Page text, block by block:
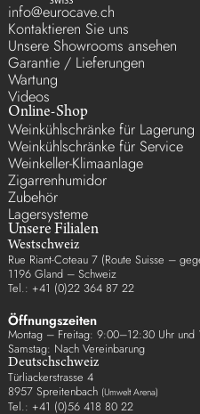
info@eurocave.ch
Kontaktieren Sie uns
Unsere Showrooms ansehen
Garantie / Lieferungen
Wartung
Videos
Online-Shop
Weinkühlschränke für Lagerung
Weinkühlschränke für Service
Weinkeller-Klimaanlage
Zigarrenhumidor
Zubehör
Lagersysteme
Unsere Filialen
Westschweiz
Rue Riant-Coteau 7 (Route Suisse –
1196 Gland – Schweiz
Tel.: +41 (0)22 364 87 22
Öffnungszeiten
Montag – Freitag: 9:00–12:30 Uhr
Samstag: Nach Vereinbarung
Deutschschweiz
Türliackerstrasse 4
8957 Spreitenbach (Umwelt Arena)
Tel.: +41 (0)56 418 80 22